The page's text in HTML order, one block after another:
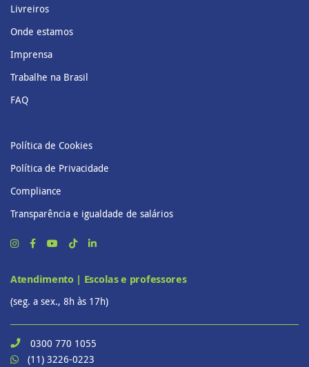
Livreiros
Onde estamos
Imprensa
Trabalhe na Brasil
FAQ
Política de Cookies
Política de Privacidade
Compliance
Transparência e igualdade de salários
Atendimento | Escolas e professores
(seg. a sex., 8h às 17h)
0300 770 1055
(11) 3226-0223